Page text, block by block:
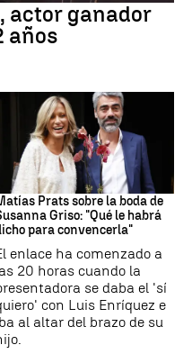
actor ganador
años
Boda
Prats sobre la boda de
Griso: "Qué le habrá
para convencerla"
enlace ha comenzado a
20 horas cuando la
se daba el 'sí
con Luis Enríquez e
al altar del brazo de su